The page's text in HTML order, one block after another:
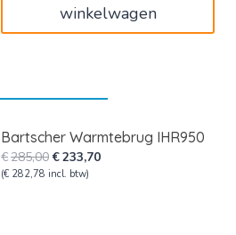
winkelwagen
Bartscher Warmtebrug IHR950
€285,00Oorspronkelijke
prijs
€233,70Huidige
(€ 282,78 incl. btw)